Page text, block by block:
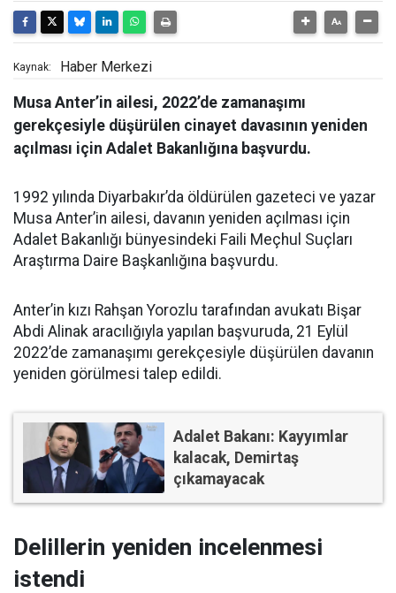
Kaynak: Haber Merkezi
Musa Anter’in ailesi, 2022’de zamanaşımı
gerekçesiyle düşürülen cinayet davasının yeniden
açılması için Adalet Bakanlığına başvurdu.
1992 yılında Diyarbakır’da öldürülen gazeteci ve yazar
Musa Anter’in ailesi, davanın yeniden açılması için
Adalet Bakanlığı bünyesindeki Faili Meçhul Suçları
Araştırma Daire Başkanlığına başvurdu.
Anter’in kızı Rahşan Yorozlu tarafından avukatı Bişar
Abdi Alinak aracılığıyla yapılan başvuruda, 21 Eylül
2022’de zamanaşımı gerekçesiyle düşürülen davanın
yeniden görülmesi talep edildi.
Adalet Bakanı: Kayyımlar
kalacak, Demirtaş
çıkamayacak
Delillerin yeniden incelenmesi
istendi